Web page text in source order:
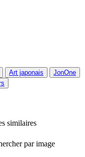
Art japonais
JonOne
similaires
par image